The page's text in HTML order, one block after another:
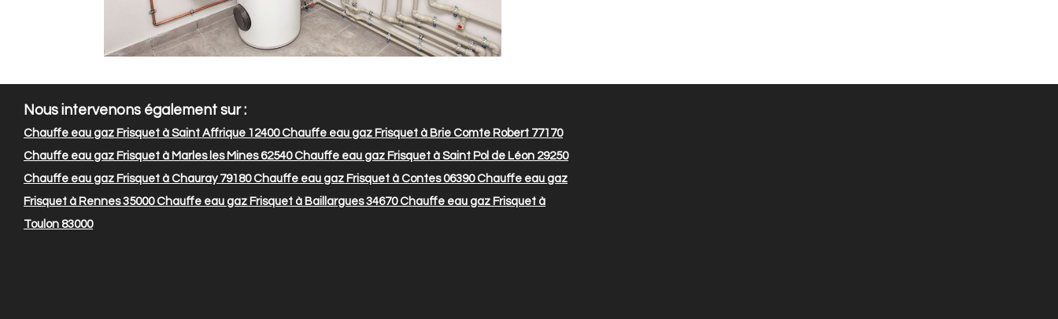
Nous intervenons également sur :
Chauffe eau gaz Frisquet à Saint Affrique 12400Chauffe eau gaz Frisquet à Brie Comte Robert 77170
Chauffe eau gaz Frisquet à Marles les Mines 62540Chauffe eau gaz Frisquet à Saint Pol de Léon 29250
Chauffe eau gaz Frisquet à Chauray 79180Chauffe eau gaz Frisquet à Contes 06390Chauffe eau gaz
Frisquet à Rennes 35000Chauffe eau gaz Frisquet à Baillargues 34670Chauffe eau gaz Frisquet à
Toulon 83000